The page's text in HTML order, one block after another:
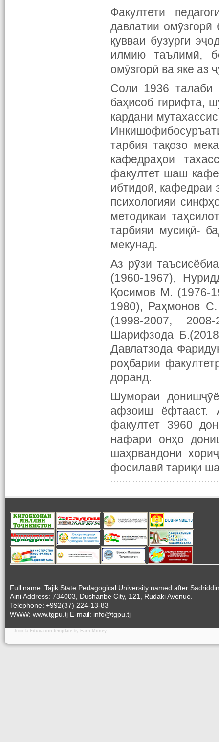
Факултети
давлатии
қувваи бузурги
илмию таълимӣ,
омӯзгорӣ ва яке аз
Соли 1936 талаби
баҳисоб гирифта,
кардани
тарбия тақозо
кафедраҳои
факултет шаш
ибтидоӣ, кафедраи
психологияи
методикаи
тарбияи мусиқӣ-
мекунад.
Аз рӯзи
(1960-1967),
Қосимов М. (1976-
1980), Раҳмонов
(1998-2007,
Шарифзода
Давлатзода
роҳбарии
доранд.
Шумораи
афзоиш ёфтааст.
факултет 3960
нафари онҳо
шаҳрвандони
фосилавӣ тариқи
Full name: Tajik State Pedagogical University named after Sadriddin
Aini.Address: 734003, Dushanbe City, 121, Rudaki Avenue.
Telephone: +992(37) 224-13-83
WWW: www.tgpu.tj E-mail: info@tgpu.tj
Joomla Education template by Earn Money.